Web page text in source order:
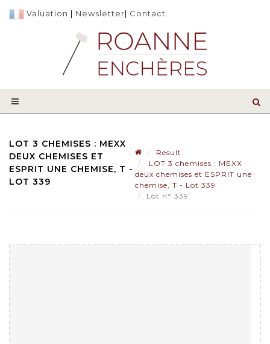
Valuation | Newsletter| Contact
LOT 3 CHEMISES : MEXX
DEUX CHEMISES ET
ESPRIT UNE CHEMISE, T -
LOT 339
Result
LOT 3 chemises : MEXX
deux chemises et ESPRIT une
chemise, T - Lot 339
Lot n° 339